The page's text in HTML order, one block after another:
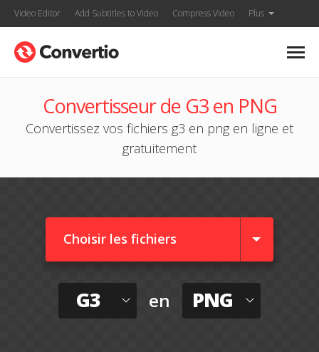
Video Editor Add Subtitles to Video Compress Video Plus
Convertisseur de G3 en PNG
Convertissez vos fichiers g3 en png en ligne et
gratuitement
Choisir les fichiers
G3 en PNG